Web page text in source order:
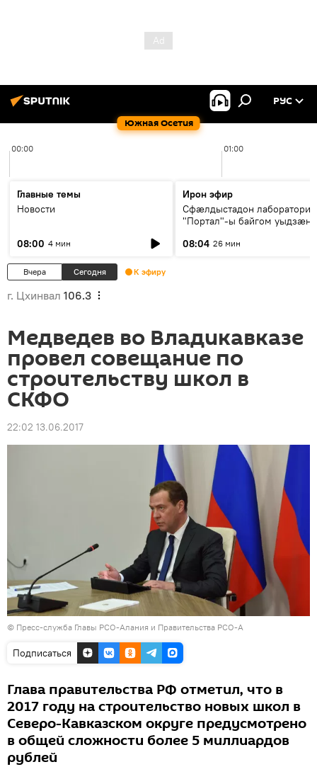
Южная Осетия
РУС
00:00 01:00
Главные темы
Новости
08:00 4 мин
Ирон эфир
Сфæлдыстадон лаборатори
"Портал"-ы байгом уыдзæн
Æхсары куыстыты равдыст
08:04 26 мин
Вчера Сегодня К эфиру
г. Цхинвал 106.3
Медведев во Владикавказе
провел совещание по
строительству школ в
СКФО
22:02 13.06.2017
© Пресс-служба Главы РСО-Алания и Правительства РСО-А
Подписаться
Глава правительства РФ отметил, что в
2017 году на строительство новых школ в
Северо-Кавказском округе предусмотрено
в общей сложности более 5 миллиардов
рублей